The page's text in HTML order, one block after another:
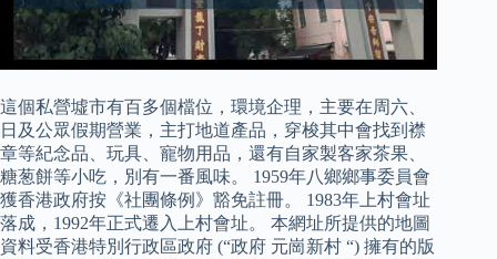
這個私營墟市有百多個檔位，環境企理，主要在周六、
日及公眾假期營業，主打地道產品，穿梭其中會找到襟
章等紀念品、玩具、寵物用品，還有自家製客家茶果、
糖葱餅等小吃，別有一番風味。 1959年八鄉鄉事委員會
獲香港政府按《社團條例》豁免註冊。 1983年上村會址
落成，1992年正式遷入上村會址。 本網址所提供的地圖
資料受香港特別行政區政府 (“政府 元崗新村 “) 擁有的版